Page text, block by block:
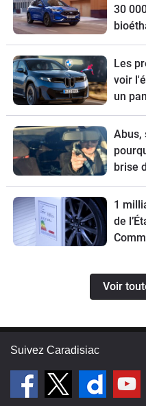
30
Les
voir
un
Abus,
brise
1
de
Voir
Suivez Caradisiac